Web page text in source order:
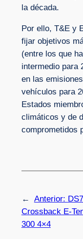
la década.
Por ello, T&E y
fijar objetivos
(entre los que
intermedio para
en las
vehículos para
Estados
climáticos y de
comprometidos
← Anterior: DS7
Crossback E-
300 4×4